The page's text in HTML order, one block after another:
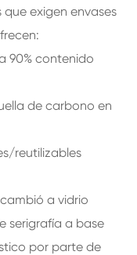
exigen envases
90% contenido
de carbono en
reutilizables
a vidrio
serigrafía a base
por parte de